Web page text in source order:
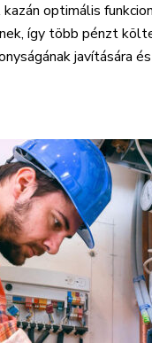
optimális
így több pénzt
javítására